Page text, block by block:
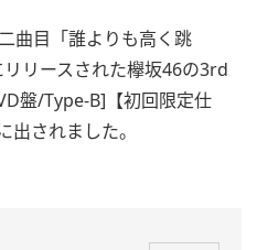
曲目「誰よりも高く跳
リースされた欅坂46の3rd
盤/Type-B]【初回限定仕
されました。